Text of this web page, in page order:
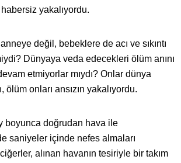
yakalıyordu.
değil, bebeklere de acı ve sıkıntı
Dünyaya veda edecekleri ölüm anını
etmiyorlar mıydı? Onlar dünya
onları ansızın yakalıyordu.
boyunca doğrudan hava ile
saniyeler içinde nefes almaları
alınan havanın tesiriyle bir takım